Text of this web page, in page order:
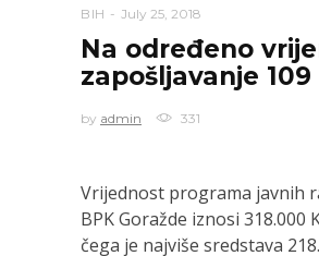
BIH July 25, 2018
Na određeno
zapošljavanje 109
by admin 331
Vrijednost programa javnih
BPK Goražde iznosi 318.000
čega je najviše sredstava